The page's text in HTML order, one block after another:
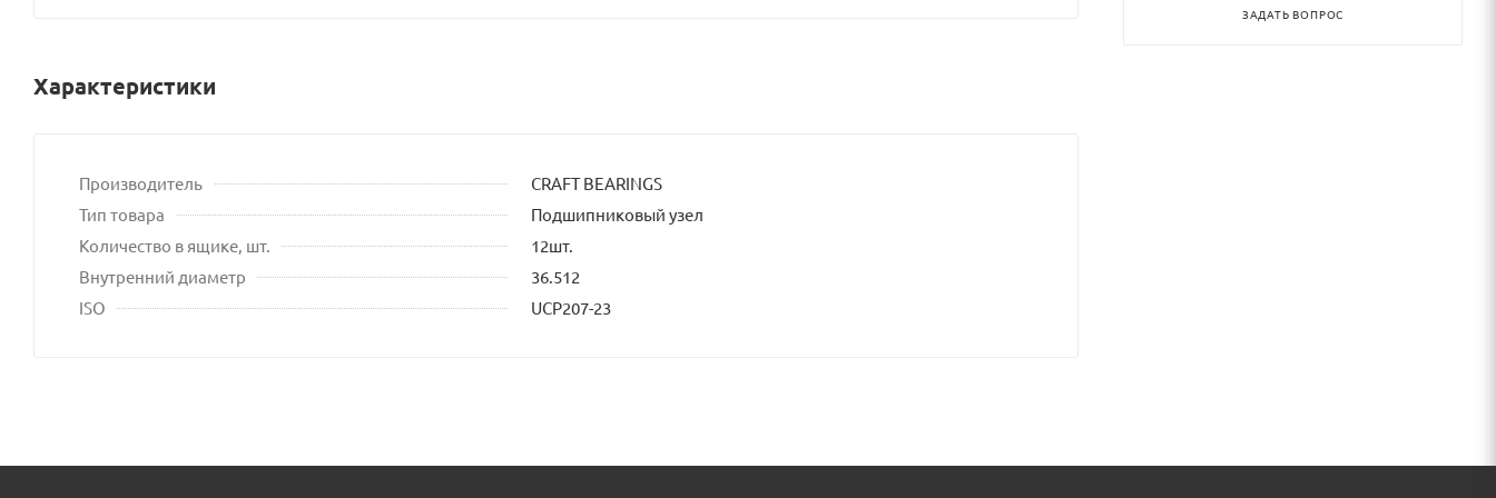
Характеристики
Производитель
CRAFT BEARINGS
Тип товара
Подшипниковый узел
Количество в ящике, шт.
12шт.
Внутренний диаметр
36.512
ISO
UCP207-23
ЗАДАТЬ ВОПРОС